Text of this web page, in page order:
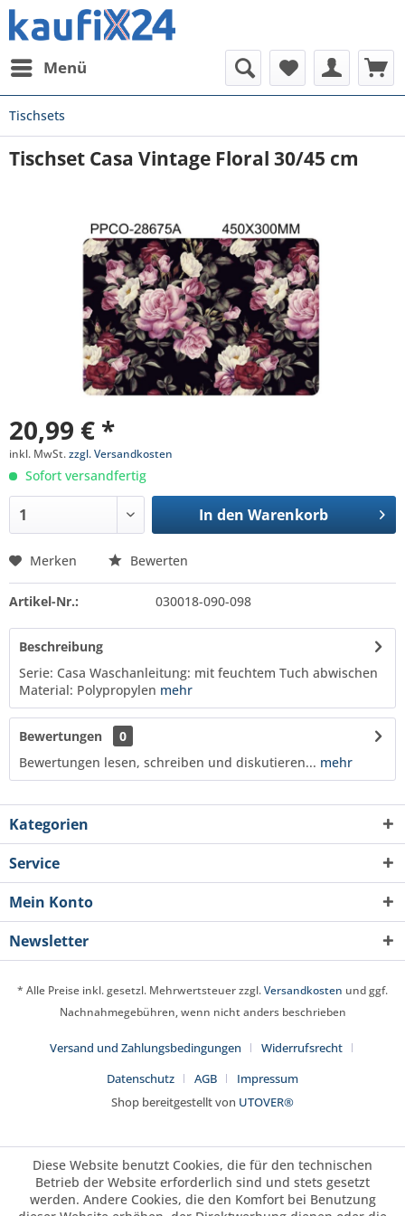
Menü
Tischsets
Tischset Casa Vintage Floral 30/45 cm
20,99 € *
inkl. MwSt.zzgl. Versandkosten
Sofort versandfertig
In den Warenkorb
Merken Bewerten
Artikel-Nr.: 030018-090-098
Beschreibung
Serie: Casa Waschanleitung: mit feuchtem Tuch abwischen
Material: Polypropylen mehr
Bewertungen
0
Bewertungen lesen, schreiben und diskutieren... mehr
Kategorien
Service
Mein Konto
Newsletter
* Alle Preise inkl. gesetzl. Mehrwertsteuer zzgl.Versandkosten und ggf.
Nachnahmegebühren, wenn nicht anders beschrieben
Versand und Zahlungsbedingungen
Widerrufsrecht
Datenschutz
AGB
Impressum
Shop bereitgestellt von UTOVER®
Diese Website benutzt Cookies, die für den technischen
Betrieb der Website erforderlich sind und stets gesetzt
werden. Andere Cookies, die den Komfort bei Benutzung